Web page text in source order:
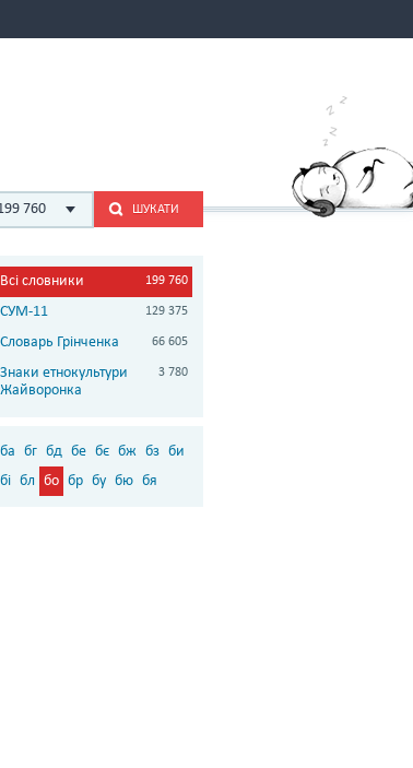
760 ШУКАТИ
Всі словники 199 760
СУМ-11 129 375
Словарь Грінченка 66 605
Знаки етнокультури
Жайворонка
3 780
ба бг бд бе бє бж бз би
бі бл бо бр бу бю бя